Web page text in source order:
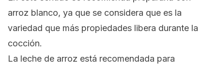
arroz blanco, ya que se considera que es la
variedad que más propiedades libera durante la
cocción.
La leche de arroz está recomendada para